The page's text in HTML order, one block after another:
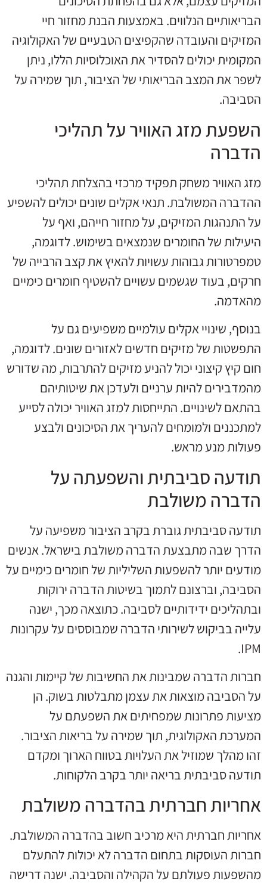
הבריאותיים הנלווים. באמצעות הבנת מחזור חיי
המזיקים והעובדה שהקפיצים הטבעיים של האקולוגיה
המקומית יכולים להסדיר את האוכלוסיות הללו, ניתן
לשפר את המצב הבריאותי של הציבור, תוך שמירה על
הסביבה.
השפעת מזג האוויר על תהליכי
הדברה
מזג האוויר משחק תפקיד מרכזי בהצלחת תהליכי
ההדברה המשולבת. תנאי אקלים שונים יכולים להשפיע
על התנהגות המזיקים, על מחזור חייהם, ואף על
היעילות של החומרים שנמצאים בשימוש. לדוגמה,
טמפרטורות גבוהות עשויות להאיץ את קצב הרבייה של
חרקים, בעוד שגשמים עשויים להשטיף חומרים כימיים
מהאדמה.
בנוסף, שינויי אקלים עולמיים משפיעים גם על
התפשטות של מזיקים חדשים לאזורים שונים. לדוגמה,
חום קיץ קיצוני יכול להניע מזיקים להתרבות, מה שדורש
מהמדבירים להיות ערניים ולעדכן את שיטותיהם
בהתאם לשינויים. התייחסות למזג האוויר יכולה לסייע
למתכננים ולמומחים להעריך את הסיכונים ולבצע
פעולות מנע מראש.
תודעה סביבתית והשפעתה על
הדברה משולבת
תודעה סביבתית גוברת בקרב הציבור משפיעה על
הדרך שבה מתבצעת הדברה משולבת בישראל. אנשים
מודעים יותר להשפעות השליליות של חומרים כימיים על
הסביבה, וברצונם לתמוך בשיטות הדברה ירוקות
ובתהליכים ידידותיים לסביבה. כתוצאה מכך, ישנה
עלייה בביקוש לשירותי הדברה שמבוססים על עקרונות
IPM.
חברות הדברה שמבינות את החשיבות של קיימות והגנה
על הסביבה מוצאות את עצמן מתבלטות בשוק. הן
מציעות פתרונות שמפחיתים את השפעתם על
המערכת האקולוגית, תוך שמירה על בריאות הציבור.
זהו מהלך שמוזיל את העלויות בטווח הארוך ומקדם
תודעה סביבתית בריאה יותר בקרב הלקוחות.
אחריות חברתית בהדברה משולבת
אחריות חברתית היא מרכיב חשוב בהדברה המשולבת.
חברות העוסקות בתחום הדברה לא יכולות להתעלם
מהשפעות פעולתם על הקהילה והסביבה. ישנה דרישה